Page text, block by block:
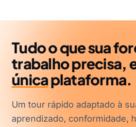
Tudo o que sua
trabalho precisa,
únicaplataforma.
Um tour rápido adaptado à
aprendizado, conformidade,